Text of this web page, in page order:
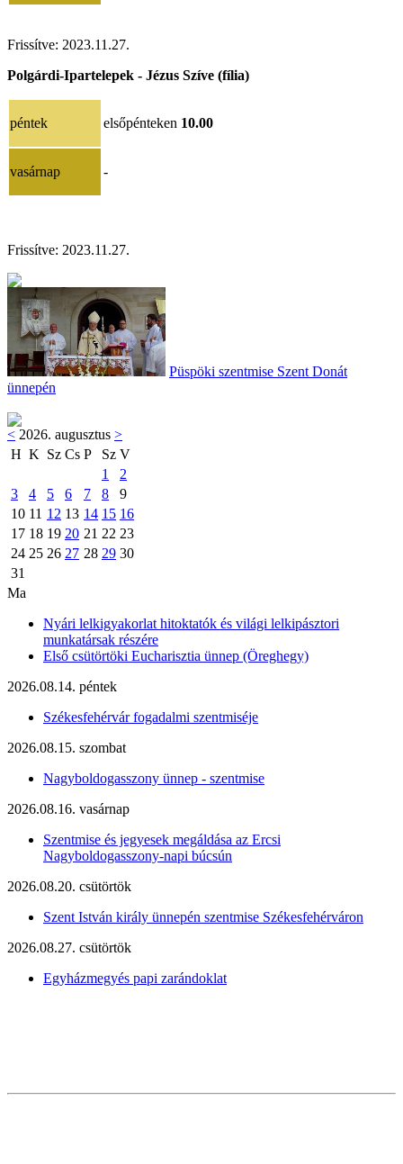
Frissítve: 2023.11.27.
Polgárdi-Ipartelepek - Jézus Szíve (fília)
péntek elsőpénteken 10.00
vasárnap -
Frissítve: 2023.11.27.
Püspöki szentmise Szent Donát
ünnepén
< 2026. augusztus >
H K Sz Cs P Sz V
1
2
3
4 5 6 7 8
9
10 11 12 13 14 15 16
17 18 19 20 21 22 23
24 25 26 27 28 29 30
31
Ma
Nyári lelkigyakorlat hitoktatók és világi lelkipásztori
munkatársak részére
Első csütörtöki Eucharisztia ünnep (Öreghegy)
2026.08.14. péntek
Székesfehérvár fogadalmi szentmiséje
2026.08.15. szombat
Nagyboldogasszony ünnep - szentmise
2026.08.16. vasárnap
Szentmise és jegyesek megáldása az Ercsi
Nagyboldogasszony-napi búcsún
2026.08.20. csütörtök
Szent István király ünnepén szentmise Székesfehérváron
2026.08.27. csütörtök
Egyházmegyés papi zarándoklat